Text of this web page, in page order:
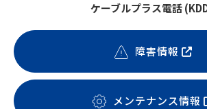
ケーブルプラス電話
障害情報
メンテナンス情報